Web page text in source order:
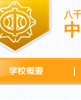
八